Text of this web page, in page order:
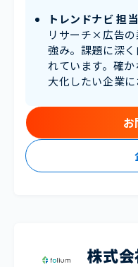
トレンドナビ 担
リサーチ×広告
強み。課題に深
れています。確
大化したい企業に
株式